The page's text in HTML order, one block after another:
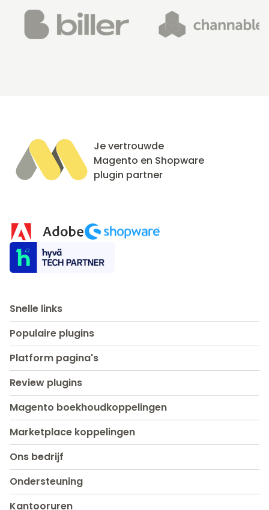
Je vertrouwde
Magento en Shopware
plugin partner
Snelle links
Populaire plugins
Platform pagina's
Review plugins
Magento boekhoudkoppelingen
Marketplace koppelingen
Ons bedrijf
Ondersteuning
Kantooruren